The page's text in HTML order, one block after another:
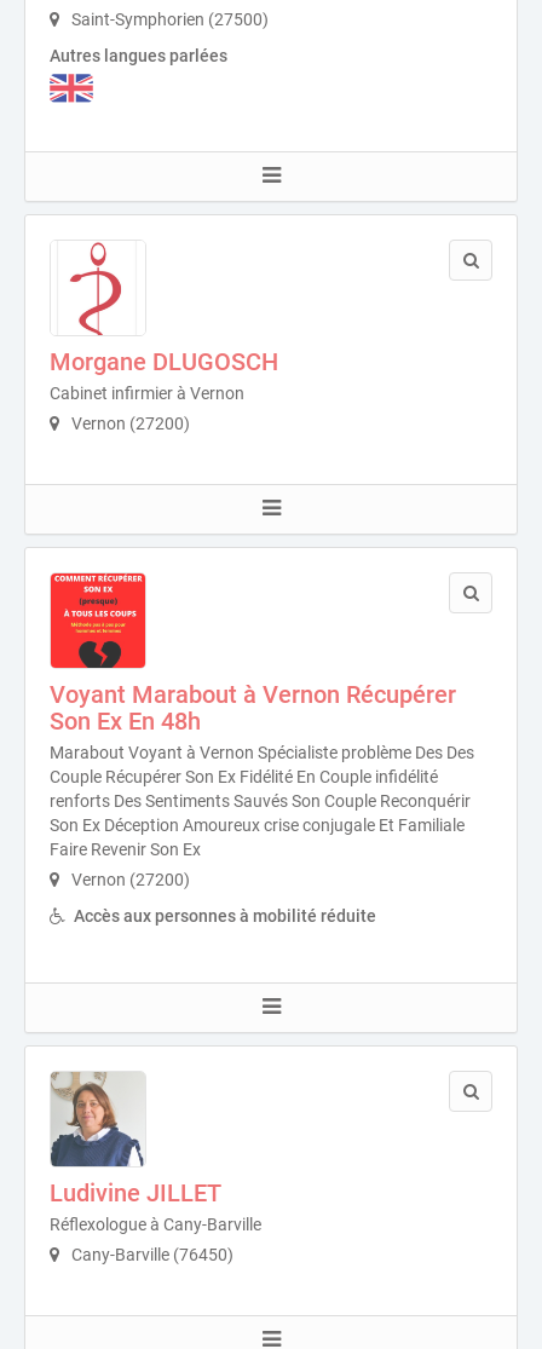
Saint-Symphorien (27500)
Autres langues parlées
Morgane DLUGOSCH
Cabinet infirmier à Vernon
Vernon (27200)
Voyant Marabout à Vernon Récupérer
Son Ex En 48h
Marabout Voyant à Vernon Spécialiste problème Des Des
Couple Récupérer Son Ex Fidélité En Couple infidélité
renforts Des Sentiments Sauvés Son Couple Reconquérir
Son Ex Déception Amoureux crise conjugale Et Familiale
Faire Revenir Son Ex
Vernon (27200)
Accès aux personnes à mobilité réduite
Ludivine JILLET
Réflexologue à Cany-Barville
Cany-Barville (76450)